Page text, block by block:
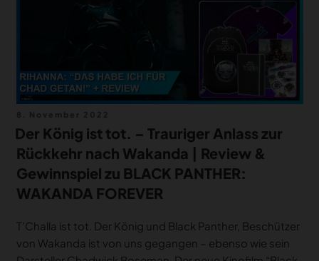
am
Der König ist tot. – Trauriger Anlass zur
Rückkehr nach Wakanda | Review &
Gewinnspiel zu BLACK PANTHER:
WAKANDA FOREVER
T’Challa ist tot. Der König und Black Panther, Beschützer
von Wakanda ist von uns gegangen – ebenso wie sein